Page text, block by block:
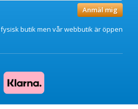
Anmäl mig
butik men vår webbutik är öppen